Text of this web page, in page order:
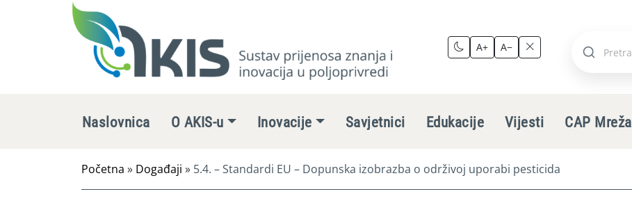
A+ A−
Pretraži
Naslovnica O AKIS-u Inovacije Savjetnici Edukacije Vijesti CAP Mreža
Početna » Događaji » 5.4. – Standardi EU – Dopunska izobrazba o održivoj uporabi pesticida